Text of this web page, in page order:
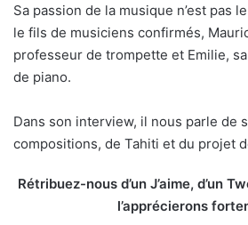
Sa passion de la musique n’est pas
le fils de musiciens confirmés,
professeur de trompette et Emilie,
de piano.
Dans son interview, il nous parle de
compositions, de Tahiti et du projet
Rétribuez-nous d’un J’aime, d’un
l’apprécierons